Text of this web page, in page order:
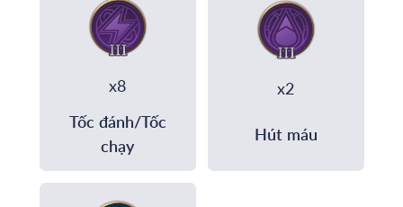
x8
Tốc đánh/Tốc
chạy
x2
Hút máu